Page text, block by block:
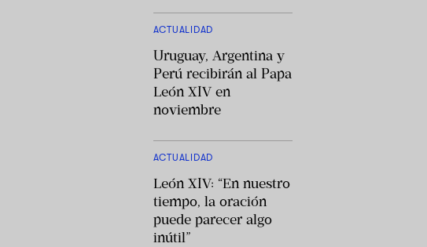
ACTUALIDAD
Uruguay, Argentina y
Perú recibirán al Papa
León XIV en
noviembre
ACTUALIDAD
León XIV: “En nuestro
tiempo, la oración
puede parecer algo
inútil”